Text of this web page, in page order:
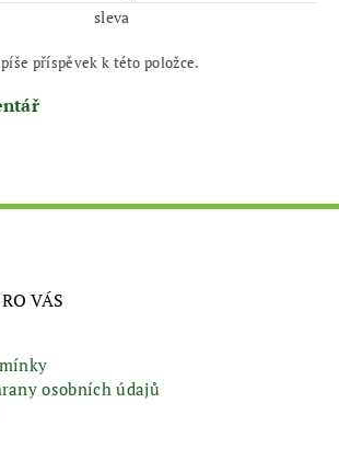
sleva
příspěvek k této položce.
VÁS
osobních údajů